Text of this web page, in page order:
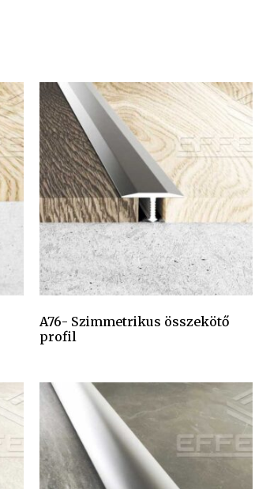
A76- Szimmetrikus összekötő
profil